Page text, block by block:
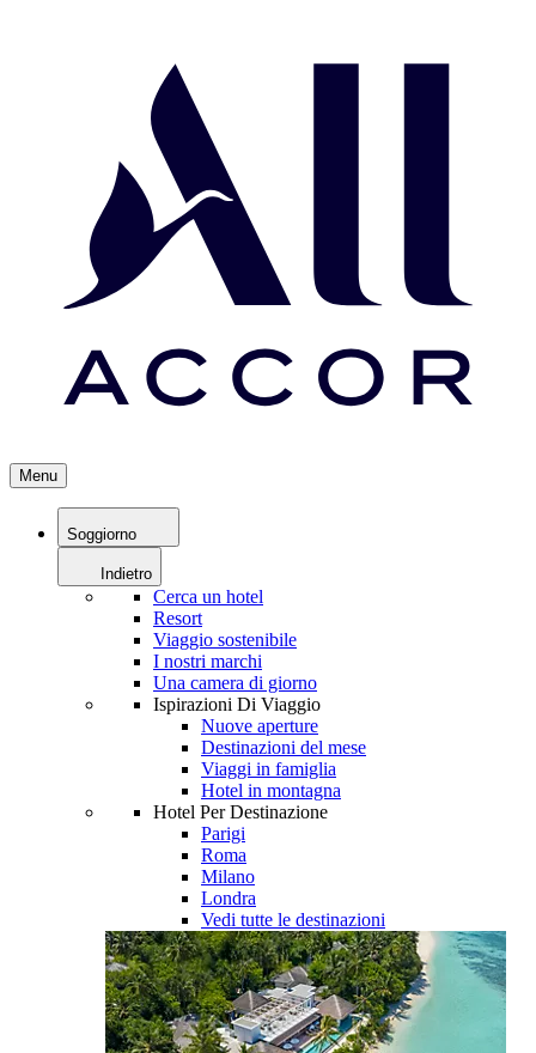
Menu
Soggiorno
Indietro
Cerca un hotel
Resort
Viaggio sostenibile
I nostri marchi
Una camera di giorno
Ispirazioni Di Viaggio
Nuove aperture
Destinazioni del mese
Viaggi in famiglia
Hotel in montagna
Hotel Per Destinazione
Parigi
Roma
Milano
Londra
Vedi tutte le destinazioni